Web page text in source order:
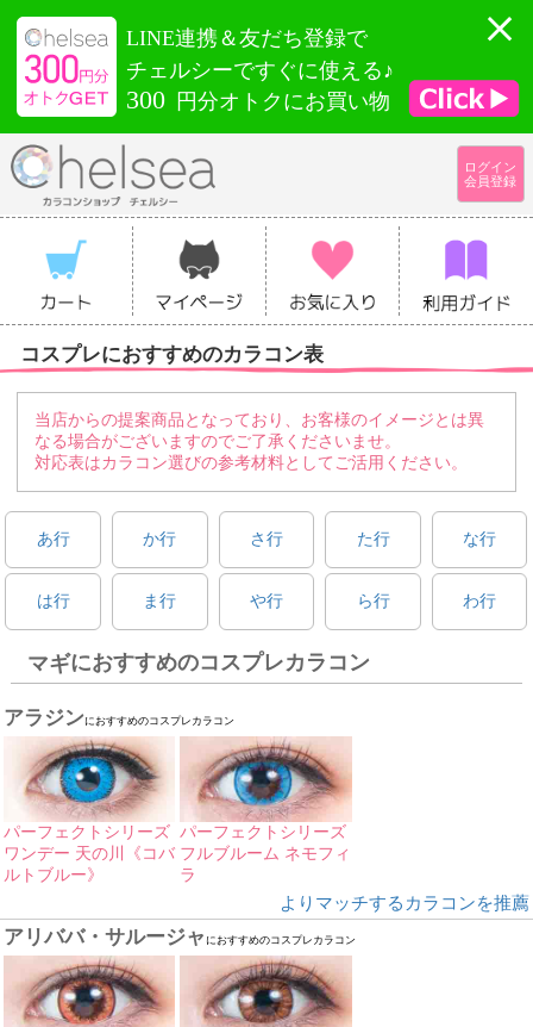
LINE連携＆友だち登録で
チェルシーですぐに使える♪
300 円分オトクにお買い物
ログイン
会員登録
コスプレにおすすめのカラコン表
当店からの提案商品となっており、お客様のイメージとは異
なる場合がございますのでご了承くださいませ。
対応表はカラコン選びの参考材料としてご活用ください。
あ行 か行 さ行 た行 な行
は行 ま行 や行 ら行 わ行
マギにおすすめのコスプレカラコン
アラジンにおすすめのコスプレカラコン
パーフェクトシリーズ
ワンデー 天の川《コバ
ルトブルー》
パーフェクトシリーズ
フルブルーム ネモフィ
ラ
よりマッチするカラコンを推薦
アリババ・サルージャ におすすめのコスプレカラコン